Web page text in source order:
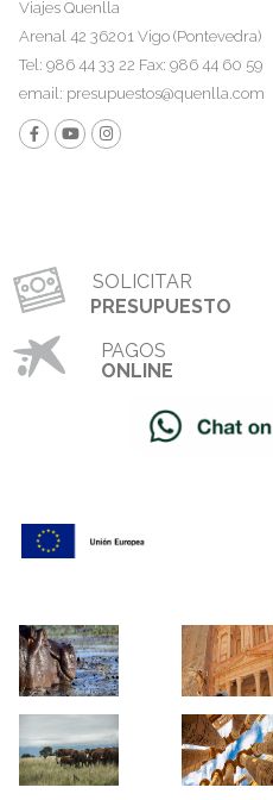
Viajes Quenlla
Arenal 42 36201 Vigo (Pontevedra)
Tel: 986 44 33 22 Fax: 986 44 60 59
email: presupuestos@quenlla.com
SOLICITAR
PRESUPUESTO
PAGOS
ONLINE